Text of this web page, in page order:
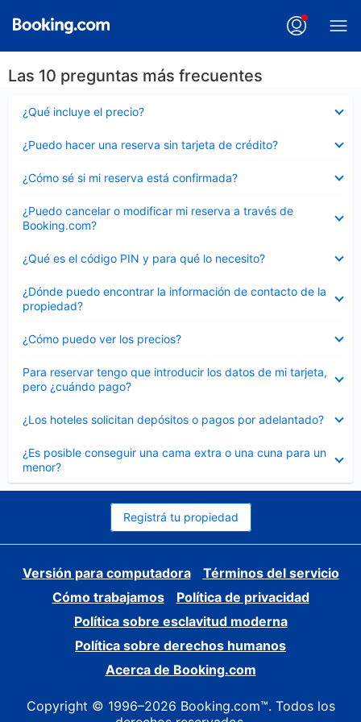
Las 10 preguntas más frecuentes
¿Qué incluye el precio?
cerrado
¿Puedo hacer una reserva sin tarjeta de crédito?
cerrado
¿Cómo sé si mi reserva está confirmada?
cerrado
¿Puedo cancelar o modificar mi reserva a través de
Booking.com?
cerrado
¿Qué es el código PIN y para qué lo necesito?
cerrado
¿Dónde puedo encontrar la información de contacto de la
propiedad?
cerrado
¿Cómo puedo ver los precios?
cerrado
Para reservar tengo que introducir los datos de mi tarjeta,
pero ¿cuándo pago?
cerrado
¿Los hoteles solicitan depósitos o pagos por adelantado?
cerrado
¿Es posible conseguir una cama extra o una cuna para un
menor?
cerrado
Registrá tu propiedad
Versión para computadora
Términos del servicio
Cómo trabajamos
Política de privacidad
Política sobre esclavitud moderna
Política sobre derechos humanos
Acerca de Booking.com
Copyright © 1996–2026 Booking.com™. Todos los